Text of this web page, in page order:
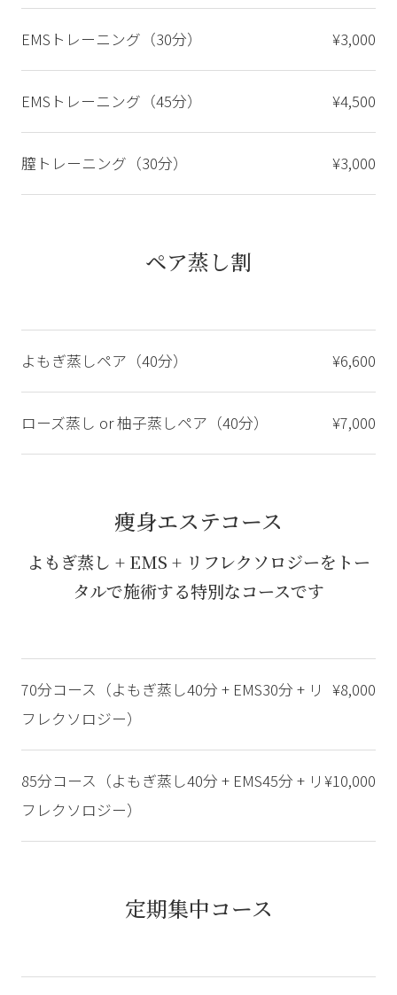
EMSトレーニング（30分） ¥3,000
EMSトレーニング（45分） ¥4,500
膣トレーニング（30分） ¥3,000
ペア蒸し割
よもぎ蒸しペア（40分） ¥6,600
ローズ蒸し or 柚子蒸しペア（40分） ¥7,000
痩身エステコース
よもぎ蒸し + EMS + リフレクソロジーをトー
タルで施術する特別なコースです
70分コース（よもぎ蒸し40分 + EMS30分 + リ
フレクソロジー）
¥8,000
85分コース（よもぎ蒸し40分 + EMS45分 + リ
フレクソロジー）
¥10,000
定期集中コース